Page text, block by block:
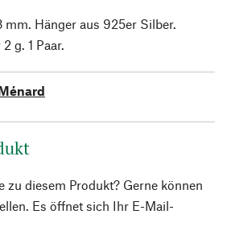
mm. Hänger aus 925er Silber.
g. 1 Paar.
zu diesem Produkt? Gerne können
Es öffnet sich Ihr E-Mail-